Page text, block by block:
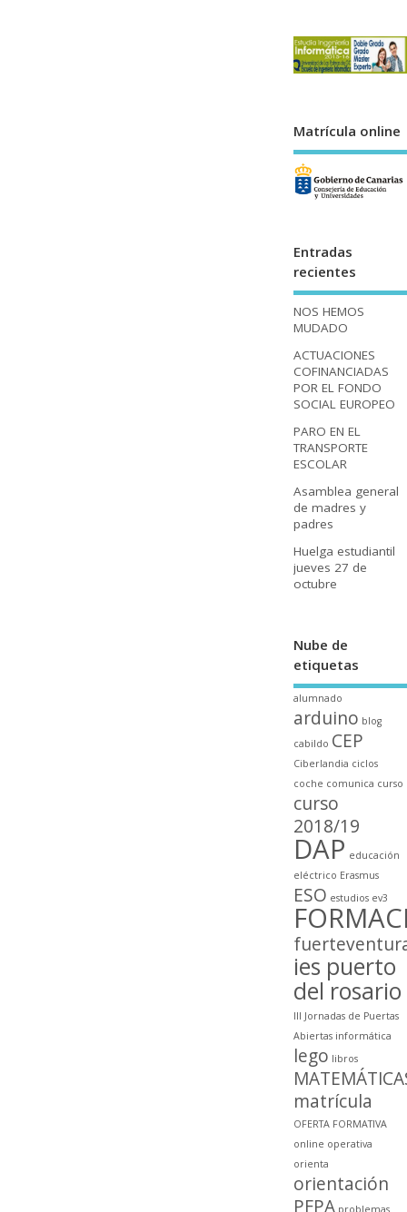
Matrícula online
Entradas
recientes
NOS HEMOS
MUDADO
ACTUACIONES
COFINANCIADAS
POR EL FONDO
SOCIAL EUROPEO
PARO EN EL
TRANSPORTE
ESCOLAR
Asamblea general
de madres y
padres
Huelga estudiantil
jueves 27 de
octubre
Nube de
etiquetas
alumnado
arduino blog
cabildo CEP
Ciberlandia ciclos
coche comunica curso
curso
2018/19
DAP educación
eléctrico Erasmus
ESO estudios ev3
ies puerto
del rosario
III Jornadas de Puertas
Abiertas informática
lego libros
matrícula
OFERTA FORMATIVA
online operativa
orienta
orientación
PFPA